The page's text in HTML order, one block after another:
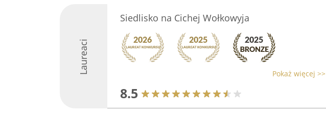
Laureaci
Siedlisko na Cichej Wołkowyja
Pokaż więcej >>
8.5